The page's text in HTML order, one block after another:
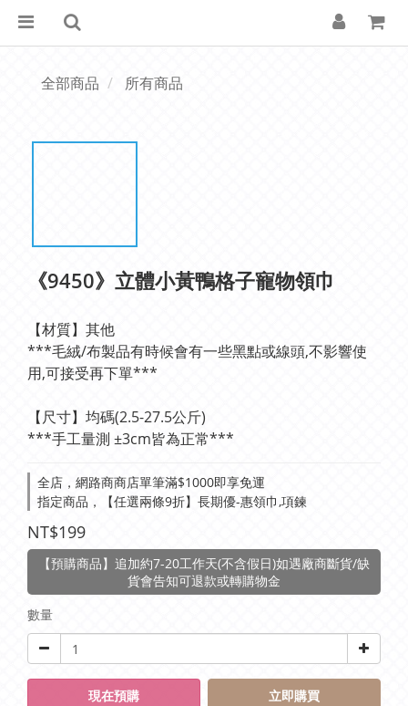
全部商品 所有商品
《9450》立體小黃鴨格子寵物領巾
【材質】其他
***毛絨/布製品有時候會有一些黑點或線頭,不影響使
用,可接受再下單***
【尺寸】均碼(2.5-27.5公斤)
***手工量測 ±3cm皆為正常***
全店，網路商商店單筆滿$1000即享免運
指定商品，【任選兩條9折】長期優-惠領巾,項鍊
NT$199
【預購商品】追加約7-20工作天(不含假日)如遇廠商斷貨/缺
貨會告知可退款或轉購物金
數量
現在預購 立即購買